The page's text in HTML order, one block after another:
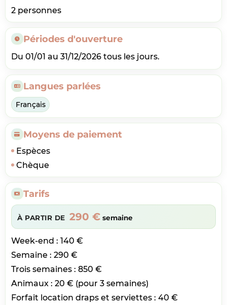
2 personnes
Périodes d'ouverture
Du 01/01 au 31/12/2026 tous les jours.
Langues parlées
Français
Moyens de paiement
Espèces
Chèque
Tarifs
À PARTIR DE 290 € semaine
Week-end : 140 €
Semaine : 290 €
Trois semaines : 850 €
Animaux : 20 € (pour 3 semaines)
Forfait location draps et serviettes : 40 €